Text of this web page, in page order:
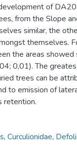
of
from the Slope
similar, the
themselves.
the areas showed
0,01). The
trees can be
to emission of
retention.
, Curculionidae,